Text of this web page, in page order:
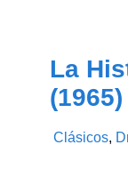
La
(1965)
Clásicos,